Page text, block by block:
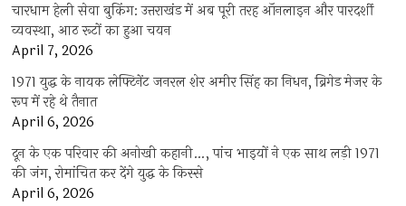
चारधाम हेली सेवा बुकिंग: उत्तराखंड में अब पूरी तरह ऑनलाइन और पारदर्शी
व्यवस्था, आठ रूटों का हुआ चयन
April 7, 2026
1971 युद्ध के नायक लेफ्टिनेंट जनरल शेर अमीर सिंह का निधन, ब्रिगेड मेजर के
रूप में रहे थे तैनात
April 6, 2026
दून के एक परिवार की अनोखी कहानी…, पांच भाइयों ने एक साथ लड़ी 1971
की जंग, रोमांचित कर देंगे युद्ध के किस्से
April 6, 2026